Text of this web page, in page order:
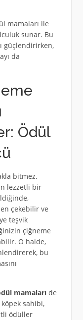
mamaları ile
sunar. Bu
güçlendirirken,
da
Ödül
bitmez.
lezzetli bir
çekebilir ve
teşvik
çiğneme
O halde,
bu
mamalarıde
sahibi,
ödüller